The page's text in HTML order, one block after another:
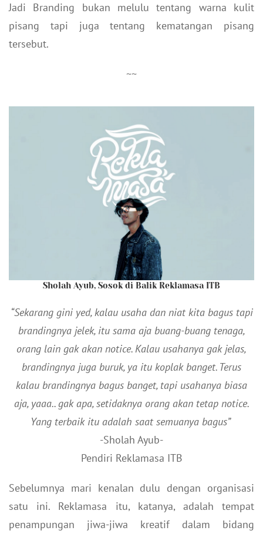
Jadi Branding bukan melulu tentang warna kulit
pisang tapi juga tentang kematangan pisang
tersebut.
~~
Sholah Ayub, Sosok di Balik Reklamasa ITB
“Sekarang gini yed, kalau usaha dan niat kita bagus tapi
brandingnya jelek, itu sama aja buang-buang tenaga,
orang lain gak akan notice. Kalau usahanya gak jelas,
brandingnya juga buruk, ya itu koplak banget. Terus
kalau brandingnya bagus banget, tapi usahanya biasa
aja, yaaa.. gak apa, setidaknya orang akan tetap notice.
Yang terbaik itu adalah saat semuanya bagus”
-Sholah Ayub-
Pendiri Reklamasa ITB
Sebelumnya mari kenalan dulu dengan organisasi
satu ini. Reklamasa itu, katanya, adalah tempat
penampungan jiwa-jiwa kreatif dalam bidang